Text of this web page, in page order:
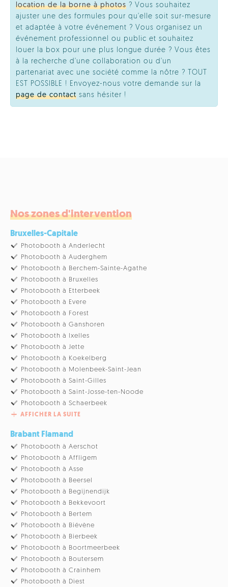
location de la borne à photos ? Vous souhaitez
ajuster une des formules pour qu'elle soit sur-mesure
et adaptée à votre événement ? Vous organisez un
événement professionnel ou public et souhaitez
louer la box pour une plus longue durée ? Vous êtes
à la recherche d'une collaboration ou d'un
partenariat avec une société comme la nôtre ? TOUT
EST POSSIBLE ! Envoyez-nous votre demande sur la
page de contact sans hésiter !
Nos zones d'intervention
Bruxelles-Capitale
Photobooth à Anderlecht
Photobooth à Auderghem
Photobooth à Berchem-Sainte-Agathe
Photobooth à Bruxelles
Photobooth à Etterbeek
Photobooth à Evere
Photobooth à Forest
Photobooth à Ganshoren
Photobooth à Ixelles
Photobooth à Jette
Photobooth à Koekelberg
Photobooth à Molenbeek-Saint-Jean
Photobooth à Saint-Gilles
Photobooth à Saint-Josse-ten-Noode
Photobooth à Schaerbeek
AFFICHER LA SUITE
Brabant Flamand
Photobooth à Aerschot
Photobooth à Affligem
Photobooth à Asse
Photobooth à Beersel
Photobooth à Begijnendijk
Photobooth à Bekkevoort
Photobooth à Bertem
Photobooth à Biévène
Photobooth à Bierbeek
Photobooth à Boortmeerbeek
Photobooth à Boutersem
Photobooth à Crainhem
Photobooth à Diest